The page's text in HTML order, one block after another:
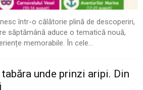
într-o călătorie plină de descoperiri,
săptămână aduce o tematică nouă,
memorabile. În cele...
unde prinzi aripi. Din